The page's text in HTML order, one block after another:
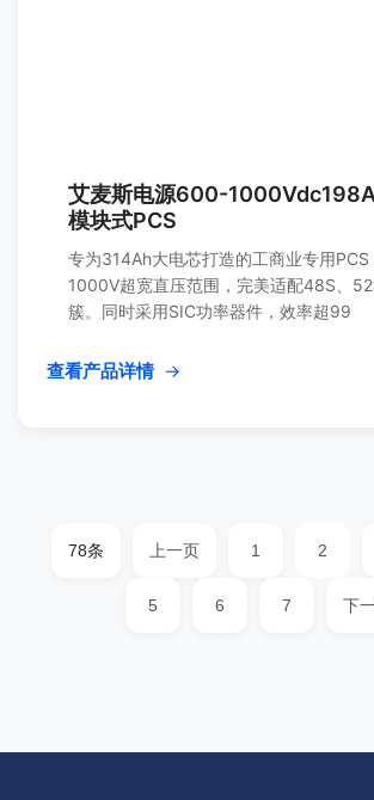
艾麦斯电源600-
模块式PCS
专为314Ah大电芯打造的工商业专用
1000V超宽直压范围，完美适配48S、
簇。同时采用SIC功率器件，效率超99
查看产品详情 →
78条 上一页 1 2
5 6 7 下